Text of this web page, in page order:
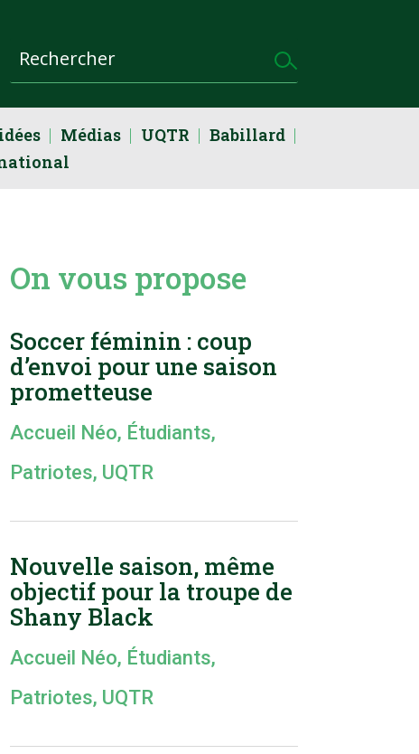
Médias UQTR
Babillard
On vous propose
Soccer féminin : coup
d’envoi pour une saison
prometteuse
Accueil Néo, Étudiants,
Patriotes, UQTR
Nouvelle saison, même
objectif pour la troupe de
Shany Black
Accueil Néo, Étudiants,
Patriotes, UQTR